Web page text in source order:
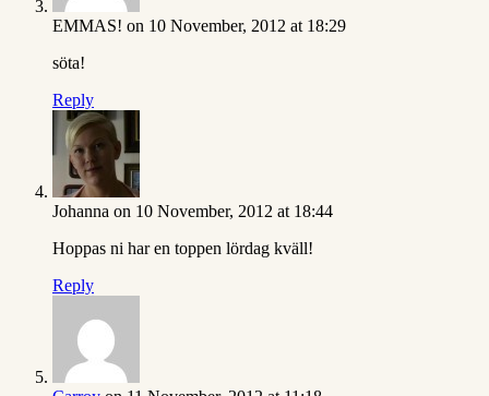
EMMAS! on 10 November, 2012 at 18:29
söta!
Reply
Johanna on 10 November, 2012 at 18:44
Hoppas ni har en toppen lördag kväll!
Reply